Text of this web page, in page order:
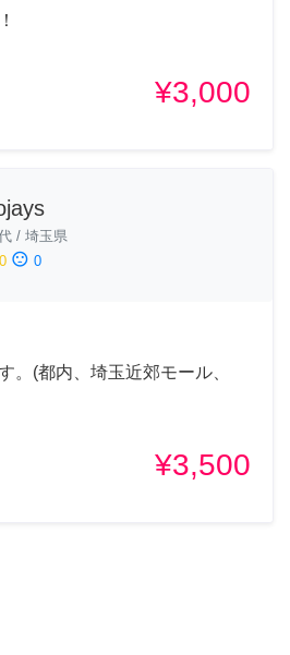
¥3,000
/ 埼玉県
0 sentiment_dissatisfied 0
。(都内、埼玉近郊モール、
¥3,500